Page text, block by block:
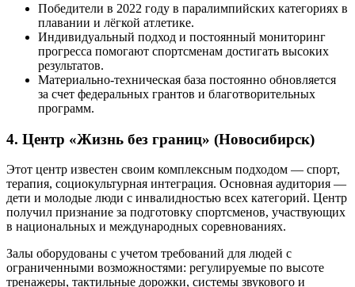
Победители в 2022 году в паралимпийских категориях в
плавании и лёгкой атлетике.
Индивидуальный подход и постоянный мониторинг
прогресса помогают спортсменам достигать высоких
результатов.
Материально-техническая база постоянно обновляется
за счет федеральных грантов и благотворительных
программ.
4. Центр «Жизнь без границ» (Новосибирск)
Этот центр известен своим комплексным подходом — спорт,
терапия, социокультурная интеграция. Основная аудитория —
дети и молодые люди с инвалидностью всех категорий. Центр
получил признание за подготовку спортсменов, участвующих
в национальных и международных соревнованиях.
Залы оборудованы с учетом требований для людей с
ограниченными возможностями: регулируемые по высоте
тренажеры, тактильные дорожки, системы звукового и